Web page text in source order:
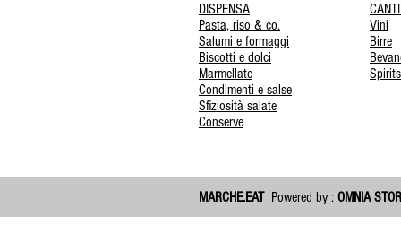
DISPENSA
Pasta, riso & co.
Salumi e formaggi
Biscotti e dolci
Marmellate
Condimenti e salse
Sfiziosità salate
Conserve
Vini
Birre
Spirits
MARCHE.EATPowered by : OMNIA